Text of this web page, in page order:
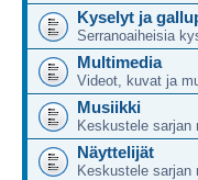
Kyselyt ja
Serranoaiheisia
Multimedia
Videot, kuvat ja
Musiikki
Keskustele
Näyttelijät
Keskustele sarjan